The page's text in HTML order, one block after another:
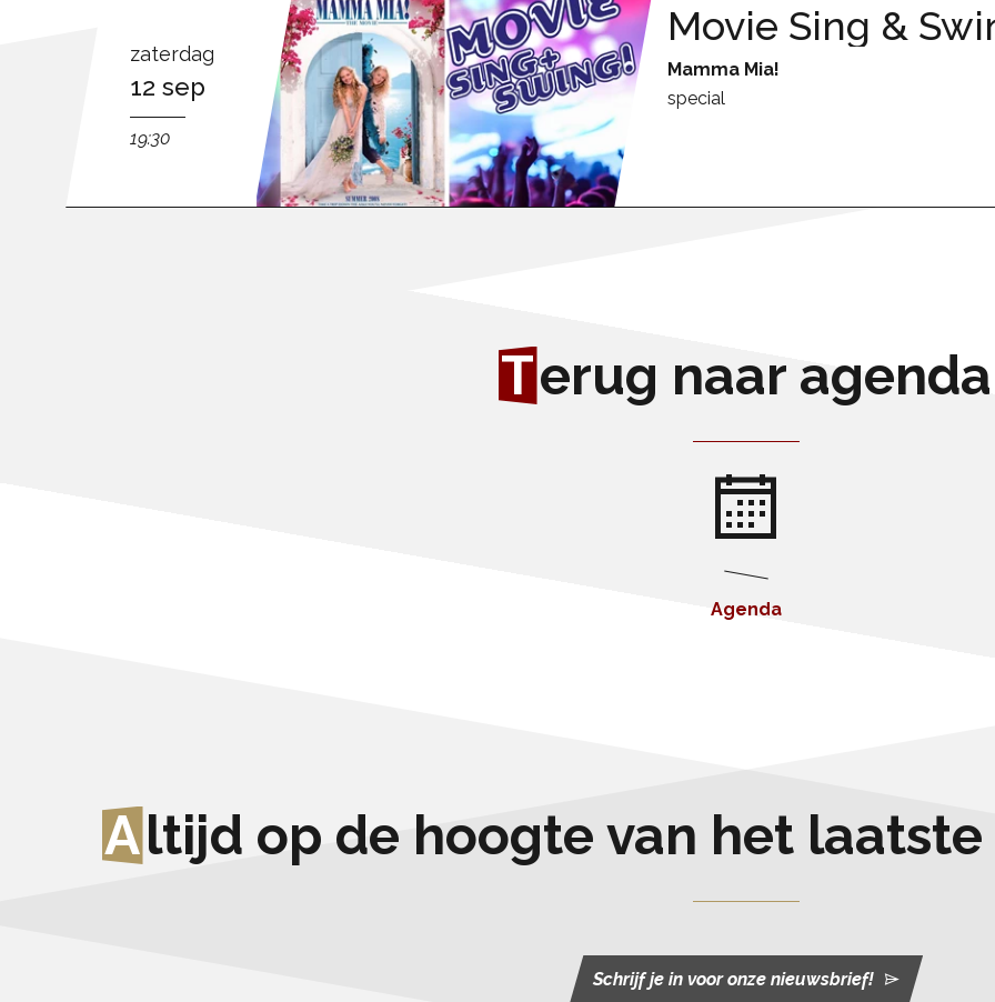
zaterdag
12 sep
19:30
Movie Sing &
Mamma Mia!
special
Terug naar agenda
Agenda
Altijd op de hoogte van het
Schrijf je in voor onze nieuwsbrief!